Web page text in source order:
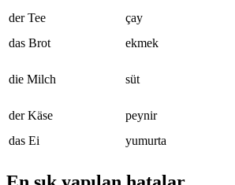
der Tee
çay
das Brot
ekmek
die Milch süt
der Käse
peynir
das Ei
yumurta